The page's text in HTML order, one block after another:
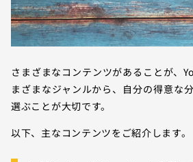
さまざまなコンテンツがあることが、
まざまなジャンルから、自分の得意な
選ぶことが大切です。
以下、主なコンテンツをご紹介します。